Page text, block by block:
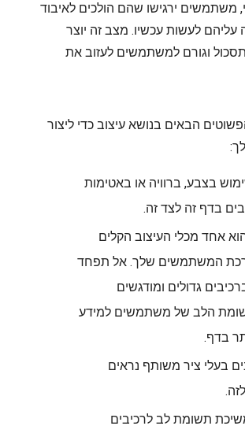
משתמשים ירגישו שהם הולכים לאיבוד
עליהם לעשות עכשיו. מצב זה יוצר
וגורם למשתמשים לעזוב את
הבאים בנושא עיצוב כדי ליצור
בצבע, ברוויה או באטימות
בדף זה לצד זה.
אחד מכלי העיצוב הקלים
המשתמשים שלך. אל תפחד
גדולים ומודגשים
הלב של משתמשים למידע
בדף.
בעלי ציר משותף נראים
תשומת לב לרכיבים